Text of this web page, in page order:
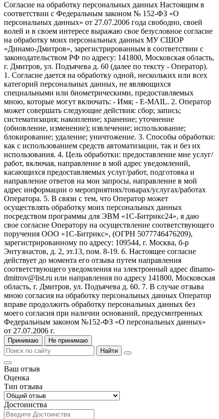
Согласие на обработку персональных данных Настоящим в
соответствии с Федеральным законом № 152-ФЗ «О
персональных данных» от 27.07.2006 года свободно, своей
волей и в своем интересе выражаю свое безусловное согласие
на обработку моих персональных данных МУ СШОР
«Динамо-Дмитров», зарегистрированным в соответствии с
законодательством РФ по адресу: 141800, Московская область,
г. Дмитров, ул. Подъячева д. 60 (далее по тексту - Оператор).
1. Согласие дается на обработку одной, нескольких или всех
категорий персональных данных, не являющихся
специальными или биометрическими, предоставляемых
мною, которые могут включать: - Имя; - E-MAIL. 2. Оператор
может совершать следующие действия: сбор; запись;
систематизация; накопление; хранение; уточнение
(обновление, изменение); извлечение; использование;
блокирование; удаление; уничтожение. 3. Способы обработки:
как с использованием средств автоматизации, так и без их
использования. 4. Цель обработки: предоставление мне услуг/
работ, включая, направление в мой адрес уведомлений,
касающихся предоставляемых услуг/работ, подготовка и
направление ответов на мои запросы, направление в мой
адрес информации о мероприятиях/товарах/услугах/работах
Оператора. 5. В связи с тем, что Оператор может
осуществлять обработку моих персональных данных
посредством программы для ЭВМ «1С-Битрикс24», я даю
свое согласие Оператору на осуществление соответствующего
поручения ООО «1С-Битрикс», (ОГРН 5077746476209),
зарегистрированному по адресу: 109544, г. Москва, б-р
Энтузиастов, д. 2, эт.13, пом. 8-19. 6. Настоящее согласие
действует до момента его отзыва путем направления
соответствующего уведомления на электронный адрес dinamo-
dmitrov@list.ru или направления по адресу 141800, Московская
область, г. Дмитров, ул. Подъячева д. 60. 7. В случае отзыва
мною согласия на обработку персональных данных Оператор
вправе продолжить обработку персональных данных без
моего согласия при наличии оснований, предусмотренных
Федеральным законом №152-ФЗ «О персональных данных»
от 27.07.2006 г.
Принимаю
Не принимаю
Найти
Ваш отзыв
Оценка
Тип отзыва
Достоинства